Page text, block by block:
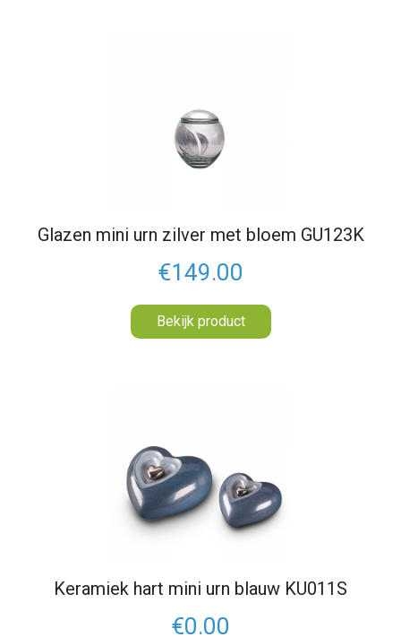
Glazen mini urn zilver met bloem GU123K
€149.00
Bekijk product
Keramiek hart mini urn blauw KU011S
€0.00